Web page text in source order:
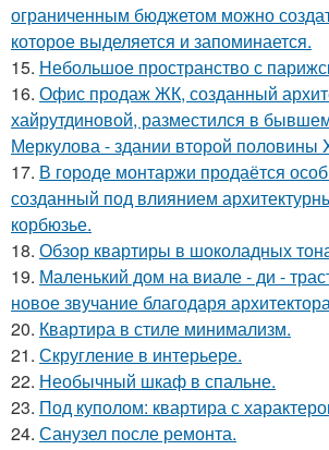
ограниченным бюджетом можно
которое выделяется и запоминается.
15. Небольшое пространство с
16. Офис продаж ЖК, созданный
хайрутдиновой, разместился в
Меркулова - здании второй половины
17. В городе монтаржи продаётся
созданный под влиянием
корбюзье.
18. Обзор квартиры в шоколадных
19. Маленький дом на виале - ди -
новое звучание благодаря
20. Квартира в стиле минимализм.
21. Скругление в интерьере.
22. Необычный шкаф в спальне.
23. Под куполом: квартира с
24. Санузел после ремонта.